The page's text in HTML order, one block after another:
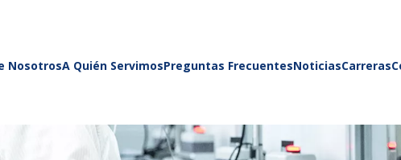
NosotrosA Quién ServimosPreguntas FrecuentesNoticiasCarreras